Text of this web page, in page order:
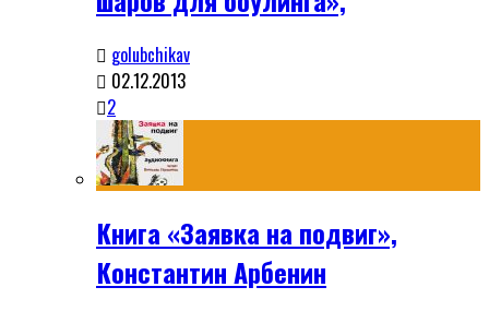
golubchikav
02.12.2013
2
Книга «Заявка на подвиг»,
Константин Арбенин